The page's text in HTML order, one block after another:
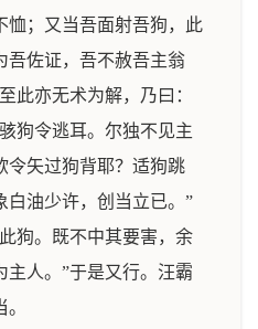
恤；又当吾面射吾狗，此
吾佐证，吾不赦吾主翁
此亦无术为解，乃曰：
狗令逃耳。尔独不见主
令矢过狗背耶？适狗跳
白油少许，创当立已。”
狗。既不中其要害，余
主人。”于是又行。汪霸